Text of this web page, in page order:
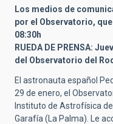
Los medios de
por el Observatorio,
08:30h
RUEDA DE PRENSA:
del Observatorio del
El astronauta español
29 de enero, el
Instituto de Astrofísica
Garafía (La Palma). Le